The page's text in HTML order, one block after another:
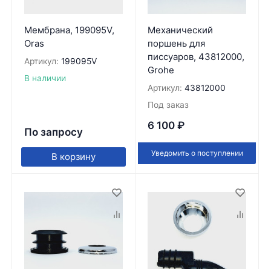
Мембрана, 199095V,
Oras
Артикул: 199095V
В наличии
По запросу
В корзину
Механический
поршень для
писсуаров, 43812000,
Grohe
Артикул: 43812000
Под заказ
6 100 ₽
Уведомить о поступлении